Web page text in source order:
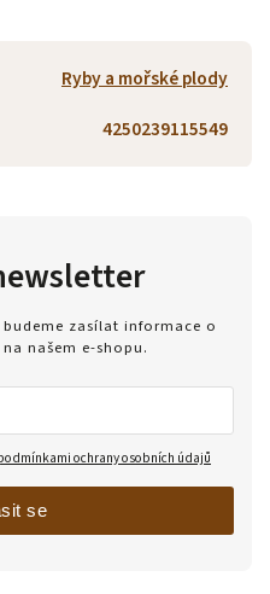
Ryby a mořské plody
4250239115549
zasílat informace o
našem e-shopu.
ochrany osobních údajů
se